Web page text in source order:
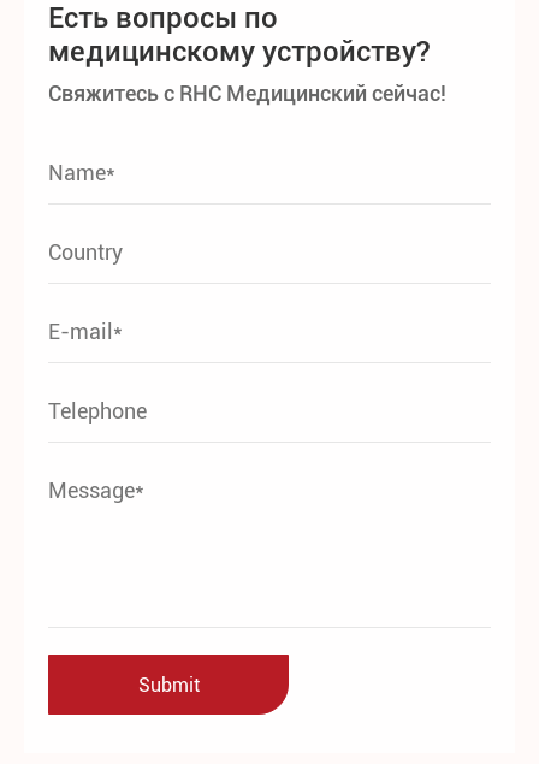
Есть вопросы по
медицинскому устройству?
Свяжитесь с RHC Медицинский сейчас!